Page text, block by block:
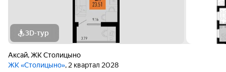
3D-тур
Аксай,ЖК Столицыно
ЖК «Столицыно», 2 квартал 2028